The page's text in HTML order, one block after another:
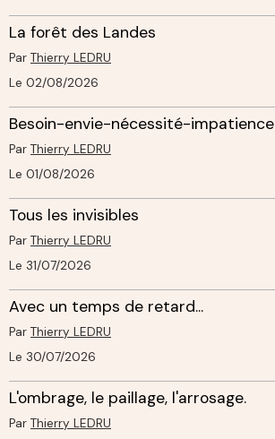
La forêt des Landes
Par Thierry LEDRU
Le 02/08/2026
Besoin-envie-nécessité-impatience
Par Thierry LEDRU
Le 01/08/2026
Tous les invisibles
Par Thierry LEDRU
Le 31/07/2026
Avec un temps de retard...
Par Thierry LEDRU
Le 30/07/2026
L'ombrage, le paillage, l'arrosage.
Par Thierry LEDRU